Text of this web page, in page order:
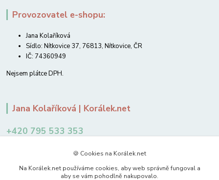
Provozovatel e-shopu:
Jana Kolaříková
Sídlo: Nítkovice 37, 76813, Nítkovice, ČR
IČ: 74360949
Nejsem plátce DPH.
Jana Kolaříková | Korálek.net
+420 795 533 353
🍪 Cookies na Korálek.net
Na Korálek.net používáme cookies, aby web správně fungoval a
aby se vám pohodlně nakupovalo.